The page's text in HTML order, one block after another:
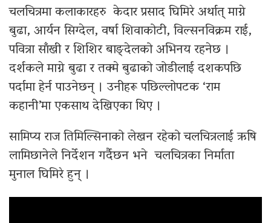
चलचित्रमा कलाकारहरु केदार प्रसाद घिमिरे अर्थात् माग्ने
बुढा, आर्यन सिग्देल, वर्षा शिवाकोटी, विल्सनविक्रम राई,
पवित्रा साँखी र शिशिर बाङ्देलको अभिनय रहनेछ ।
दर्शकले माग्ने बुढा र तक्मे बुढाको जोडीलाई दशकपछि
पर्दामा हेर्न पाउनेछन् । उनीहरू पछिल्लोपटक ‘राम
कहानी’मा एकसाथ देखिएका थिए ।
सामिप्य राज तिमिल्सिनाको लेखन रहेको चलचित्रलाई ऋषि
लामिछानेले निर्देशन गर्दैछन भने चलचित्रका निर्माता
मुनाल घिमिरे हुन् ।